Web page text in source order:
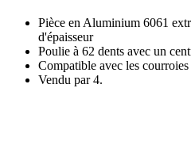
Pièce en Aluminium 6061
d'épaisseur
Poulie à 62 dents avec un
Compatible avec les
Vendu par 4.